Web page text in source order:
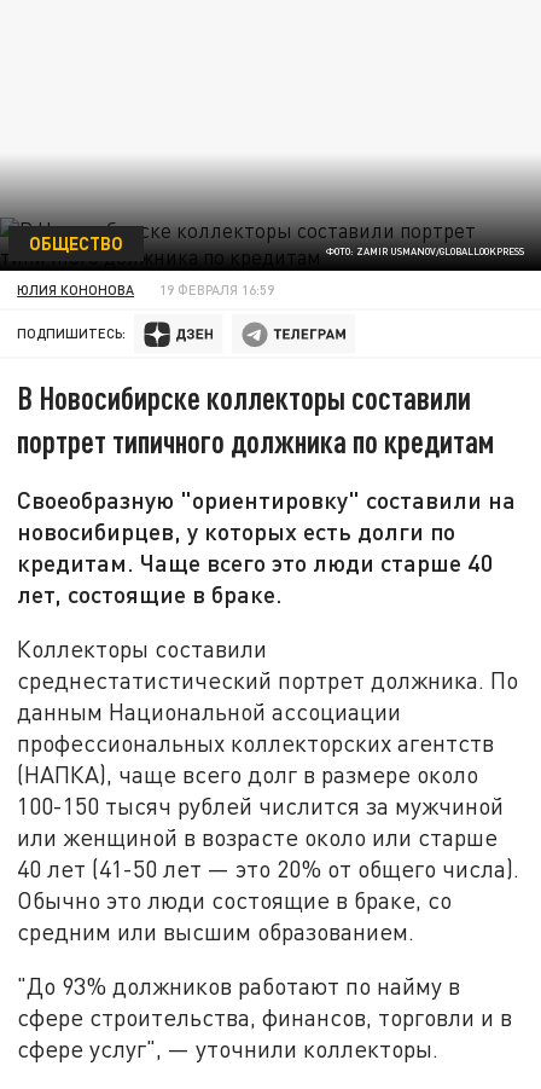
ФОТО: ZAMIR USMANOV/GLOBALLOOKPRESS
ОБЩЕСТВО
ЮЛИЯ КОНОНОВА 19 ФЕВРАЛЯ 16:59
ПОДПИШИТЕСЬ:
В Новосибирске коллекторы составили
портрет типичного должника по кредитам
Своеобразную "ориентировку" составили на
новосибирцев, у которых есть долги по
кредитам. Чаще всего это люди старше 40
лет, состоящие в браке.
Коллекторы составили
среднестатистический портрет должника. По
данным Национальной ассоциации
профессиональных коллекторских агентств
(НАПКА), чаще всего долг в размере около
100-150 тысяч рублей числится за мужчиной
или женщиной в возрасте около или старше
40 лет (41-50 лет — это 20% от общего числа).
Обычно это люди состоящие в браке, со
средним или высшим образованием.
"До 93% должников работают по найму в
сфере строительства, финансов, торговли и в
сфере услуг", — уточнили коллекторы.